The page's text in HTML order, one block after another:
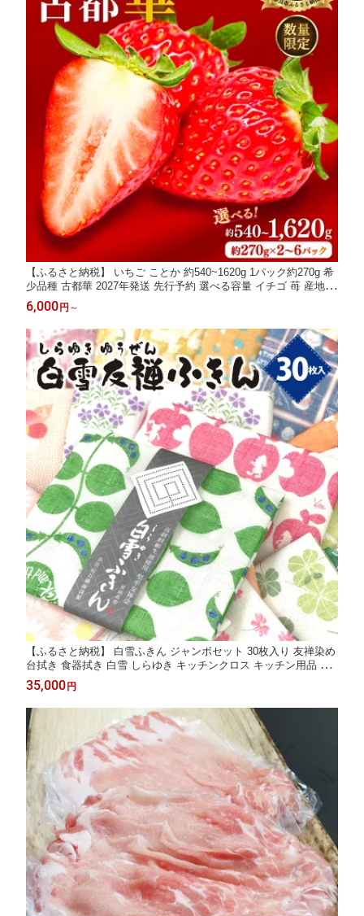
【ふるさと納税】 いちご ことか 約540~1620g 1パック約270g 希
少品種 古都華 2027年発送 先行予約 選べる容量 イチゴ 苺 産地直
送 小分け 冷蔵 人気 おすすめ フルーツ 果物 ストロベリー ふるさ
と itigo ギフト 贈答 プレゼント 奈良県 奈良市 なら のぼるちゃん
ファーム
6,000円 ～
【ふるさと納税】 白雪ふきん ジャンボセット 30枚入り 友禅染め
台拭き 食器拭き 白雪 しらゆき キッチンクロス キッチン用品 台
所用品 日用品 フェイスタオル 赤ちゃん 汗拭き 雑貨 ギフト 家庭
用 贈答用 肌拭き 消臭 抗菌 吸水性 速乾 白雪友禅ふきん 奈良県
奈良市
35,000円